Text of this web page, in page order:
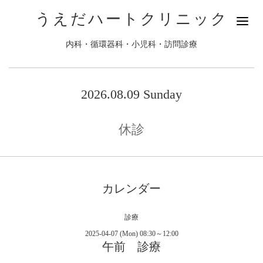
うえだハートクリニック
内科・循環器科・小児科・訪問診療
2026.08.09 Sunday
休診
カレンダー
診療
2025-04-07 (Mon) 08:30～12:00
午前 診療